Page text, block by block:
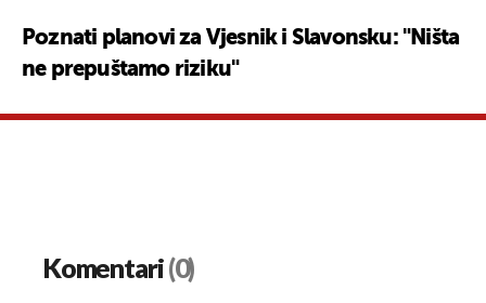
Poznati planovi za Vjesnik i Slavonsku: "Ništa
ne prepuštamo riziku"
Komentari(0)